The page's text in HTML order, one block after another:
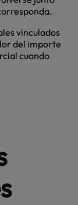
vinculados
del importe
cuando